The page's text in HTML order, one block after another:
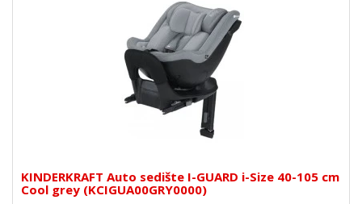
KINDERKRAFT Auto sedište I-GUARD i-Size 40-105 cm
Cool grey (KCIGUA00GRY0000)